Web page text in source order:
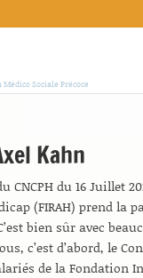
Sociale Précoce
Kahn
CNCPH du 16
(FIRAH) prend la
bien sûr avec
c’est d’abord, le
de la Fondation